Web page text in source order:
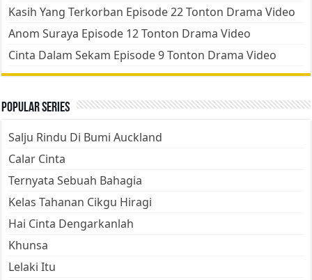
Kasih Yang Terkorban Episode 22 Tonton Drama Video
Anom Suraya Episode 12 Tonton Drama Video
Cinta Dalam Sekam Episode 9 Tonton Drama Video
Popular Series
Salju Rindu Di Bumi Auckland
Calar Cinta
Ternyata Sebuah Bahagia
Kelas Tahanan Cikgu Hiragi
Hai Cinta Dengarkanlah
Khunsa
Lelaki Itu